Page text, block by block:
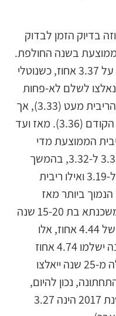
בדיוק הזמן לבדוק
בשנה החולפת.
ובכן, בחודש ינואר עמדה הריבית על 3.37 אחוז, כשנוטלי
מ-25 שנה נאלצו לשלם לא-פחות
מ-5.15% ריבית. בפברואר ירדה הריבית מעט (3.33), אך
במרץ כבר כמעט חזרה לשיעורה הקודם (3.36). מאז ועד
הממוצעת מדי
חודש באיטית, אך בעקביות. מ-3.36 ל-3.32, בהמשך
ל-3.29, ביוני ירדנו ל-3.23, ביולי ל-3.19 ואילו ריבית
הנמוך ביותר מאז
נובמבר 2016. נכון להיום, נוטלי משכנתא בת 15-20 שנה
(מרבית הישראלים) ישלמו ריבית של 4.44 אחוז, אלו
שהעדיפו משכנתא של 20-25 שנה ישלמו 4.74 אחוז
וכאלו שלקחו משכנתא של למעלה מ-25 שנה ייאלצו
נכון להיום,
הריבית הממוצעת למשכנתא לשנת 2017 הינה 3.27